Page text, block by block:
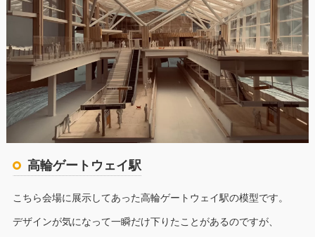
高輪ゲートウェイ駅
こちら会場に展示してあった高輪ゲートウェイ駅の模型です。
デザインが気になって一瞬だけ下りたことがあるのですが、